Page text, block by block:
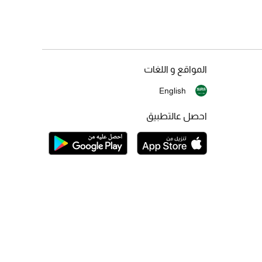
المواقع و اللغات
English
احصل عالتطبيق